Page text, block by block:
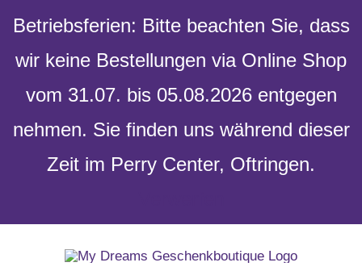
Betriebsferien: Bitte beachten Sie, dass
wir keine Bestellungen via Online Shop
vom 31.07. bis 05.08.2026 entgegen
nehmen. Sie finden uns während dieser
Zeit im Perry Center, Oftringen.